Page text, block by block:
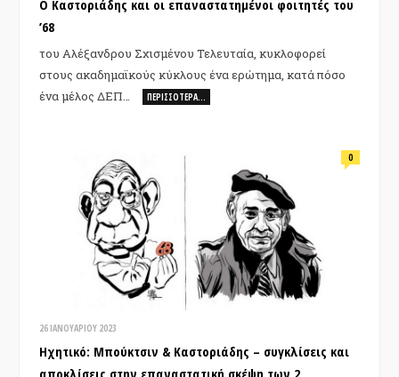
Ο Καστοριάδης και οι επαναστατημένοι φοιτητές του
’68
του Αλέξανδρου Σχισμένου Τελευταία, κυκλοφορεί
στους ακαδημαϊκούς κύκλους ένα ερώτημα, κατά πόσο
ένα μέλος ΔΕΠ…
ΠΕΡΙΣΣΌΤΕΡΑ…
26 ΙΑΝΟΥΑΡΊΟΥ 2023
0
Ηχητικό: Μπούκτσιν & Καστοριάδης – συγκλίσεις και